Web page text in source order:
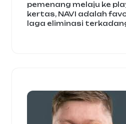
pemenang melaju ke
kertas, NAVI adalah
laga eliminasi